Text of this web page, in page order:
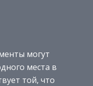
могут
места в
той, что